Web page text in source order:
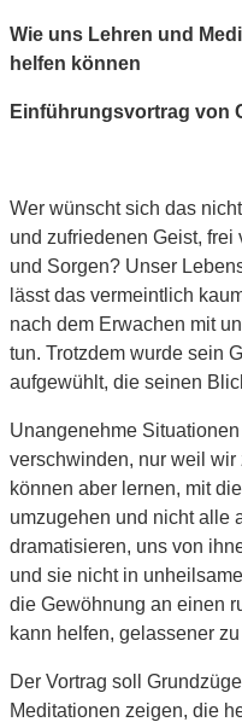
Wie uns Lehren und
helfen können
Einführungsvortrag von
Wer wünscht sich das
und zufriedenen Geist,
und Sorgen? Unser
lässt das vermeintlich
nach dem Erwachen mit
tun. Trotzdem wurde sein
aufgewühlt, die seinen
Unangenehme
verschwinden, nur weil
können aber lernen, mit
umzugehen und nicht alle
dramatisieren, uns von
und sie nicht in
die Gewöhnung an einen
kann helfen, gelassener
Der Vortrag soll
Meditationen zeigen, die